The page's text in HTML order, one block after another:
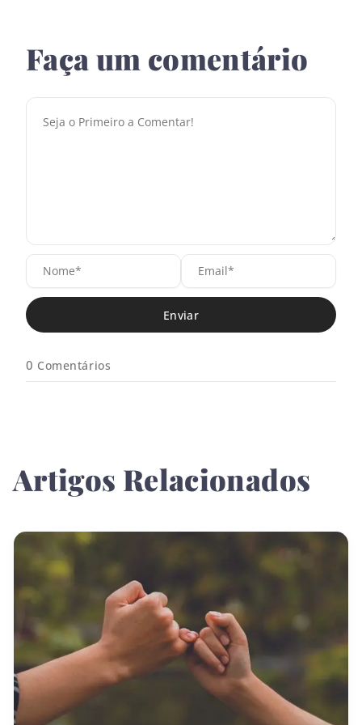
Faça um comentário
N
o
m
e
*
E
i
0 Comentários
Artigos Relacionados